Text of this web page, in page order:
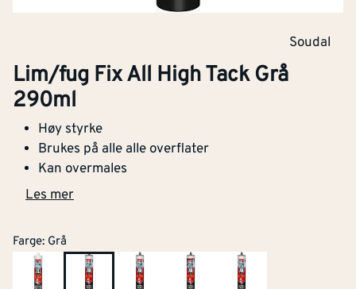
Soudal
Lim/fug Fix All High Tack Grå
290ml
Høy styrke
Brukes på alle alle overflater
Kan overmales
Les mer
Farge: Grå